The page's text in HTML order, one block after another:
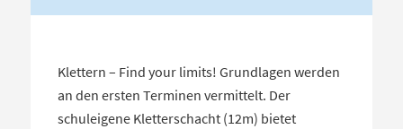
Klettern – Find your limits! Grundlagen werden
an den ersten Terminen vermittelt. Der
schuleigene Kletterschacht (12m) bietet